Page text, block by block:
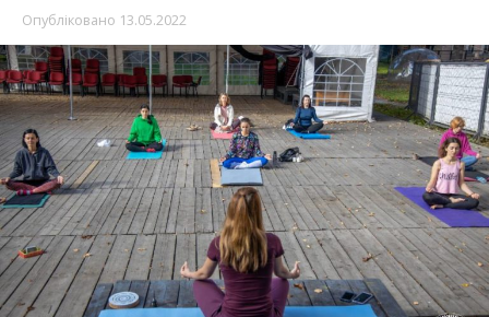
Опубліковано 13.05.2022